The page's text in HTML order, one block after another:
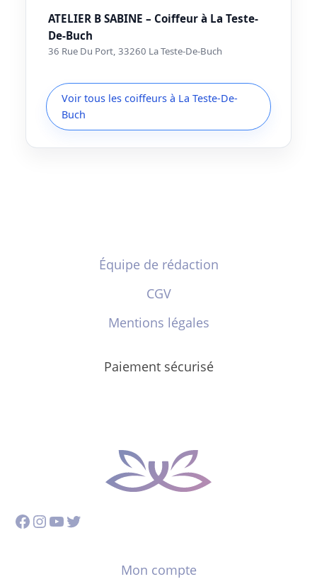
ATELIER B SABINE – Coiffeur à La Teste-
De-Buch
36 Rue Du Port, 33260 La Teste-De-Buch
Voir tous les coiffeurs à La Teste-De-
Buch
Équipe de rédaction
CGV
Mentions légales
Paiement sécurisé
Facebook
Instagram
YouTube
Twitter
Mon compte